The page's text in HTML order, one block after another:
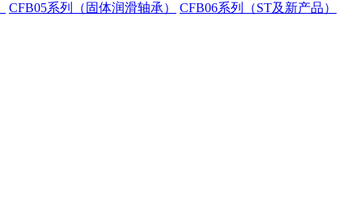
CFB05系列（固体润滑轴承） CFB06系列（ST及新产品）